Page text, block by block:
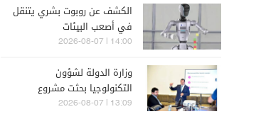
الكشف عن روبوت بشري يتنقل
في أصعب البيئات
14:00 | 2026-08-07
وزارة الدولة لشؤون
التكنولوجيا بحثت مشروع
الجمهورية القائمة على الذكاء
13:09 | 2026-08-07